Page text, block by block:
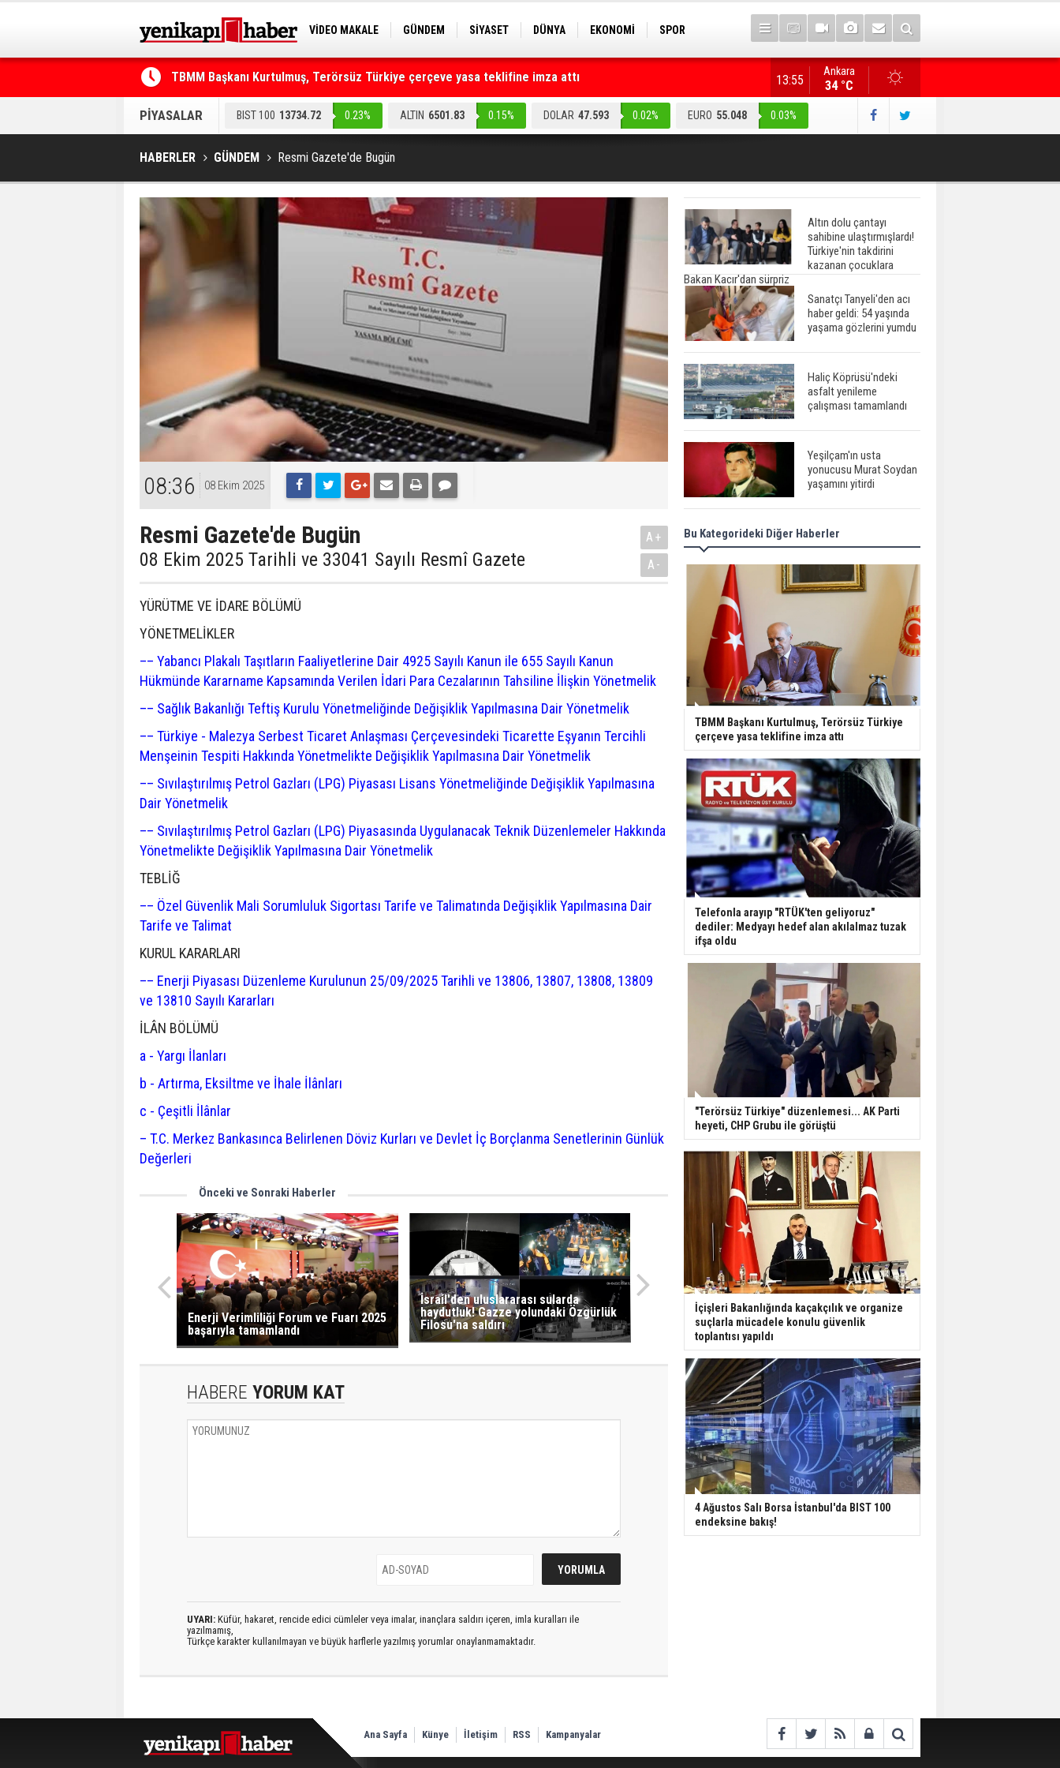
VİDEO MAKALE GÜNDEM SİYASET DÜNYA EKONOMİ
SPOR
TBMM Başkanı Kurtulmuş, Terörsüz Türkiye çerçeve yasa teklifine imza attı
Telefonla arayıp "RTÜK'ten geliyoruz" dediler: Medyayı hedef alan akılalmaz tuzak ifşa oldu
"Terörsüz Türkiye" düzenlemesi... AK Parti heyeti,
Ankara
34 °C
13:55
PİYASALAR BIST 100 13734.72 0.23% ALTIN 6501.83 0.15% DOLAR 47.593 0.02% EURO 55.048 0.03%
HABERLER GÜNDEM Resmi Gazete'de Bugün
08:36 08 Ekim 2025
Resmi Gazete'de Bugün
08 Ekim 2025 Tarihli ve 33041 Sayılı Resmî Gazete
A+
A-
YÜRÜTME VE İDARE BÖLÜMÜ
YÖNETMELİKLER
–– Yabancı Plakalı Taşıtların Faaliyetlerine Dair 4925 Sayılı Kanun ile 655 Sayılı Kanun
Hükmünde Kararname Kapsamında Verilen İdari Para Cezalarının Tahsiline İlişkin Yönetmelik
–– Sağlık Bakanlığı Teftiş Kurulu Yönetmeliğinde Değişiklik Yapılmasına Dair Yönetmelik
–– Türkiye - Malezya Serbest Ticaret Anlaşması Çerçevesindeki Ticarette Eşyanın Tercihli
Menşeinin Tespiti Hakkında Yönetmelikte Değişiklik Yapılmasına Dair Yönetmelik
–– Sıvılaştırılmış Petrol Gazları (LPG) Piyasası Lisans Yönetmeliğinde Değişiklik Yapılmasına
Dair Yönetmelik
–– Sıvılaştırılmış Petrol Gazları (LPG) Piyasasında Uygulanacak Teknik Düzenlemeler Hakkında
Yönetmelikte Değişiklik Yapılmasına Dair Yönetmelik
TEBLİĞ
–– Özel Güvenlik Mali Sorumluluk Sigortası Tarife ve Talimatında Değişiklik Yapılmasına Dair
Tarife ve Talimat
KURUL KARARLARI
–– Enerji Piyasası Düzenleme Kurulunun 25/09/2025 Tarihli ve 13806, 13807, 13808, 13809
ve 13810 Sayılı Kararları
İLÂN BÖLÜMÜ
a - Yargı İlanları
b - Artırma, Eksiltme ve İhale İlânları
c - Çeşitli İlânlar
– T.C. Merkez Bankasınca Belirlenen Döviz Kurları ve Devlet İç Borçlanma Senetlerinin Günlük
Değerleri
Önceki ve Sonraki Haberler
Enerji Verimliliği Forum ve Fuarı 2025
başarıyla tamamlandı
İsrail'den uluslararası sularda
haydutluk! Gazze yolundaki Özgürlük
Filosu'na saldırı
HABERE YORUM KAT
UYARI: Küfür, hakaret, rencide edici cümleler veya imalar, inançlara saldırı içeren, imla kuralları ile
yazılmamış,
Türkçe karakter kullanılmayan ve büyük harflerle yazılmış yorumlar onaylanmamaktadır.
Altın dolu çantayı
sahibine ulaştırmışlardı!
Türkiye'nin takdirini
kazanan çocuklara
Bakan Kacır'dan sürpriz
Sanatçı Tanyeli'den acı
haber geldi: 54 yaşında
yaşama gözlerini yumdu
Haliç Köprüsü'ndeki
asfalt yenileme
çalışması tamamlandı
Yeşilçam'ın usta
yonucusu Murat Soydan
yaşamını yitirdi
Meral Akşener ile
Müsavat Dervişoğlu
cenazede görüntülendi
29 Mayıs okullar tatil mi?
Bilim kurgu
gerçekleşiyor...
Dondurulmuş insanları
hayata döndürecek keşif
Ünlü türkücü Mahmut
Tuncer estetik
operasyon geçirdi: Son
hali gündem oldu
Yerli turist 229,7 milyar
lira seyahat harcaması
yaptı
Gazze'deki Sağlık
Vahşetin pençesinde 2
salgın vaka tespit edildi
Bu Kategorideki Diğer Haberler
TBMM Başkanı Kurtulmuş, Terörsüz Türkiye
çerçeve yasa teklifine imza attı
Telefonla arayıp "RTÜK'ten geliyoruz"
dediler: Medyayı hedef alan akılalmaz tuzak
ifşa oldu
"Terörsüz Türkiye" düzenlemesi... AK Parti
heyeti, CHP Grubu ile görüştü
İçişleri Bakanlığında kaçakçılık ve organize
suçlarla mücadele konulu güvenlik
toplantısı yapıldı
4 Ağustos Salı Borsa İstanbul'da BIST 100
endeksine bakış!
Ana Sayfa Künye İletişim RSS Kampanyalar